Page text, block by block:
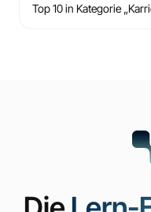
Top 10 in Kategorie